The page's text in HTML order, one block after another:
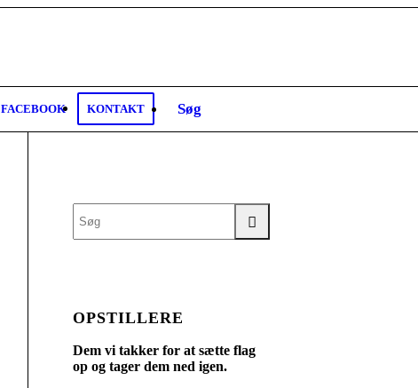
FACEBOOK KONTAKT Søg
OPSTILLERE
Dem vi takker for at sætte flag
op og tager dem ned igen.